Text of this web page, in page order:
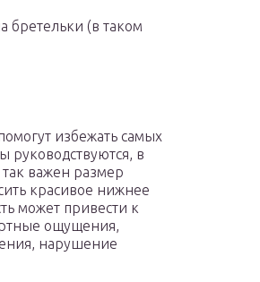
бретельки (в таком
избежать самых
в
важен размер
красивое нижнее
может привести к
ощущения,
нарушение